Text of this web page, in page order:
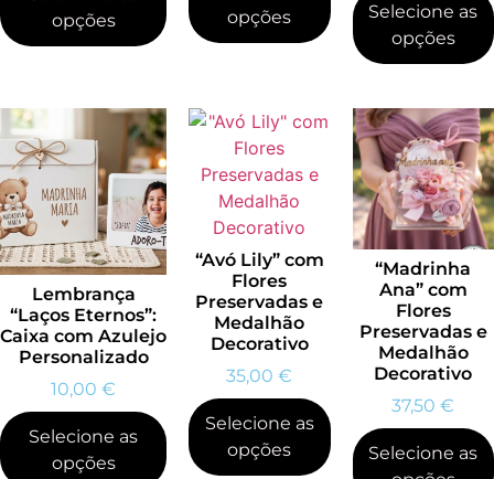
opções
opções
Selecione as
opções
Lembrança
“Laços Eternos”:
Caixa com Azulejo
Personalizado
10,00 €
Selecione as
opções
“Avó Lily” com
Flores
Preservadas e
Medalhão
Decorativo
35,00€
Selecione as
opções
“Madrinha
Ana” com
Flores
Preservadas e
Medalhão
Decorativo
37,50€
Selecione as